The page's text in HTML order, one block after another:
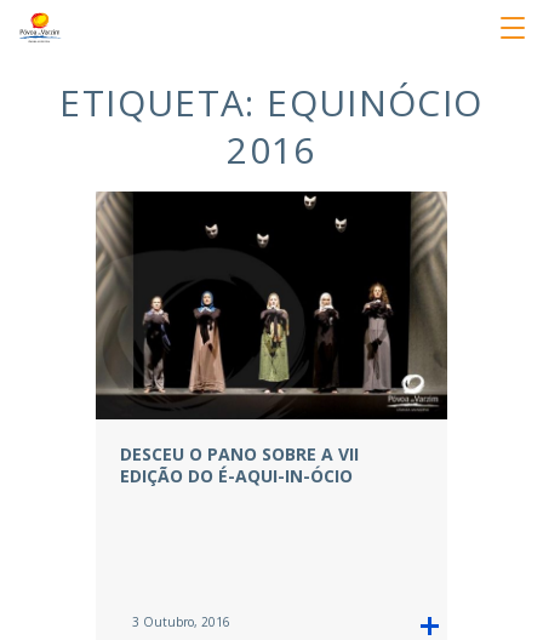
ETIQUETA: EQUINÓCIO
2016
DESCEU O PANO SOBRE A VII
EDIÇÃO DO É-AQUI-IN-ÓCIO
3 Outubro, 2016